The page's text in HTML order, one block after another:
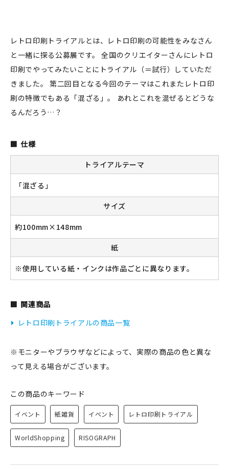
おすすめ特集
読みもの
イベント・ワークショップ
ギャラリー
おしらせ
新規会員登録
ログイン
カートを見る
よくある質問
レトロ印刷トライアルとは、レトロ印刷の可能性をみなさん
と一緒に探る公募展です。 全国のクリエイターさんにレトロ
印刷でやってみたいことにトライアル（＝試行）していただ
きました。 第二回目となる今回のテーマはこれまたレトロ印
刷の特徴でもある「混ざる」。 あれとこれを混ぜるとどうな
るんだろう…？
仕様
トライアルテーマ
「混ざる」
サイズ
約100mm×148mm
紙
※使用している紙・インクは作品ごとに異なります。
関連商品
レトロ印刷トライアルの商品一覧
※モニターやブラウザなどによって、実際の商品の色と異な
って見える場合がございます。
この商品のキーワード
イベント 紙雑貨 イベント レトロ印刷トライアル
WorldShopping RISOGRAPH